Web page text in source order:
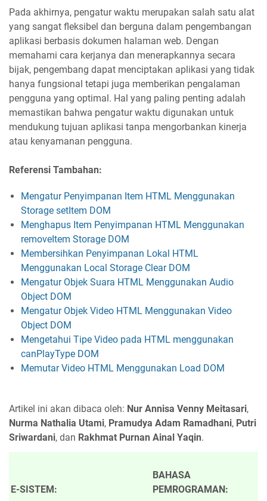
Pada akhirnya, pengatur waktu merupakan salah satu alat
yang sangat fleksibel dan berguna dalam pengembangan
aplikasi berbasis dokumen halaman web. Dengan
memahami cara kerjanya dan menerapkannya secara
bijak, pengembang dapat menciptakan aplikasi yang tidak
hanya fungsional tetapi juga memberikan pengalaman
pengguna yang optimal. Hal yang paling penting adalah
memastikan bahwa pengatur waktu digunakan untuk
mendukung tujuan aplikasi tanpa mengorbankan kinerja
atau kenyamanan pengguna.
Referensi Tambahan:
Mengatur Penyimpanan Item HTML Menggunakan
Storage setItem DOM
Menghapus Item Penyimpanan HTML Menggunakan
removeItem Storage DOM
Membersihkan Penyimpanan Lokal HTML
Menggunakan Local Storage Clear DOM
Mengatur Objek Suara HTML Menggunakan Audio
Object DOM
Mengatur Objek Video HTML Menggunakan Video
Object DOM
Mengetahui Tipe Video pada HTML menggunakan
canPlayType DOM
Memutar Video HTML Menggunakan Load DOM
Artikel ini akan dibaca oleh: Nur Annisa Venny Meitasari,
Nurma Nathalia Utami, Pramudya Adam Ramadhani, Putri
Sriwardani, dan Rakhmat Purnan Ainal Yaqin.
E-SISTEM:
BAHASA
PEMROGRAMAN: